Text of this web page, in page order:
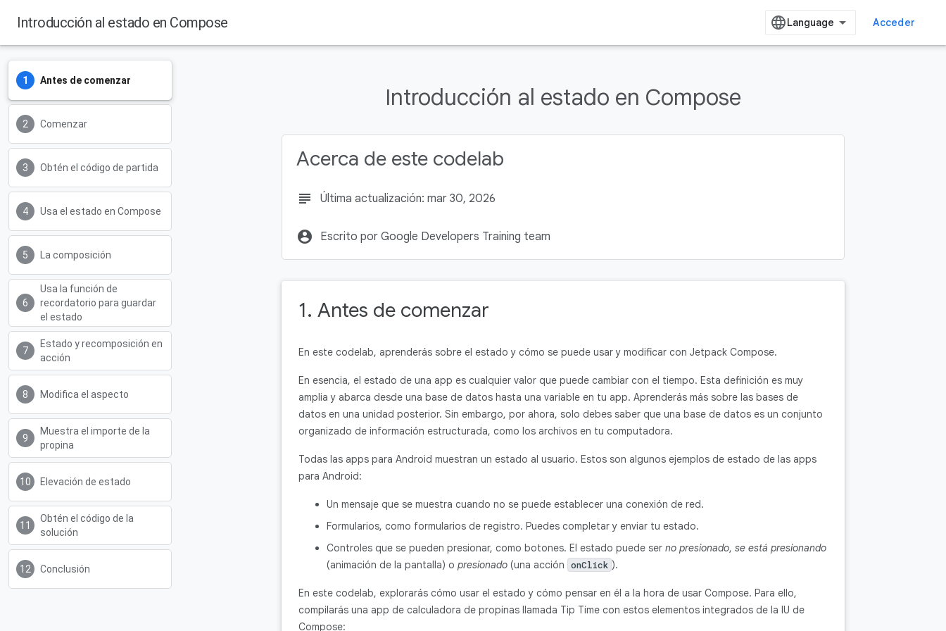
Introducción al estado en Compose Acceder
Antes de comenzar
Comenzar
Obtén el código de partida
Usa el estado en Compose
La composición
Usa la función de
recordatorio para guardar
el estado
Estado y recomposición en
acción
Modifica el aspecto
Muestra el importe de la
propina
Elevación de estado
Obtén el código de la
solución
Conclusión
Introducción al estado en Compose
Acerca de este codelab
subject Última actualización: mar 30, 2026
account_circle Escrito por Google Developers Training team
1. Antes de comenzar
En este codelab, aprenderás sobre el estado y cómo se puede usar y modificar con Jetpack Compose.
En esencia, el estado de una app es cualquier valor que puede cambiar con el tiempo. Esta definición es muy
amplia y abarca desde una base de datos hasta una variable en tu app. Aprenderás más sobre las bases de
datos en una unidad posterior. Sin embargo, por ahora, solo debes saber que una base de datos es un conjunto
organizado de información estructurada, como los archivos en tu computadora.
Todas las apps para Android muestran un estado al usuario. Estos son algunos ejemplos de estado de las apps
para Android:
Un mensaje que se muestra cuando no se puede establecer una conexión de red.
Formularios, como formularios de registro. Puedes completar y enviar tu estado.
Controles que se pueden presionar, como botones. El estado puede ser no presionado, se está presionando
(animación de la pantalla) o presionado (una acción onClick ).
En este codelab, explorarás cómo usar el estado y cómo pensar en él a la hora de usar Compose. Para ello,
compilarás una app de calculadora de propinas llamada Tip Time con estos elementos integrados de la IU de
Compose: